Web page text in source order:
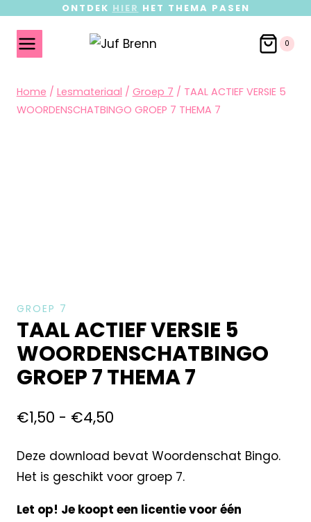
ONTDEK HIER HET THEMA PASEN
0
Home / Lesmateriaal / Groep 7 / TAAL ACTIEF VERSIE 5
WOORDENSCHATBINGO GROEP 7 THEMA 7
GROEP 7
TAAL ACTIEF VERSIE 5
WOORDENSCHATBINGO
GROEP 7 THEMA 7
€1,50 - €4,50
Deze download bevat Woordenschat Bingo.
Het is geschikt voor groep 7.
Let op! Je koopt een licentie voor één